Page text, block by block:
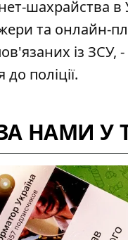
шахрайства
та онлайн-
із ЗСУ,
поліції.
НАМИ У